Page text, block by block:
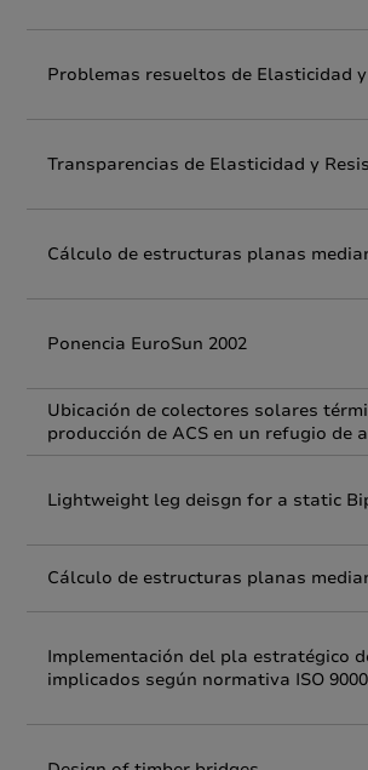
Problemas resueltos de Elasticidad
Transparencias de Elasticidad y
Cálculo de estructuras planas
Ponencia EuroSun 2002
Ubicación de colectores solares
producción de ACS en un refugio de
Lightweight leg deisgn for a static
Cálculo de estructuras planas
Implementación del pla estratégico
implicados según normativa ISO 9000